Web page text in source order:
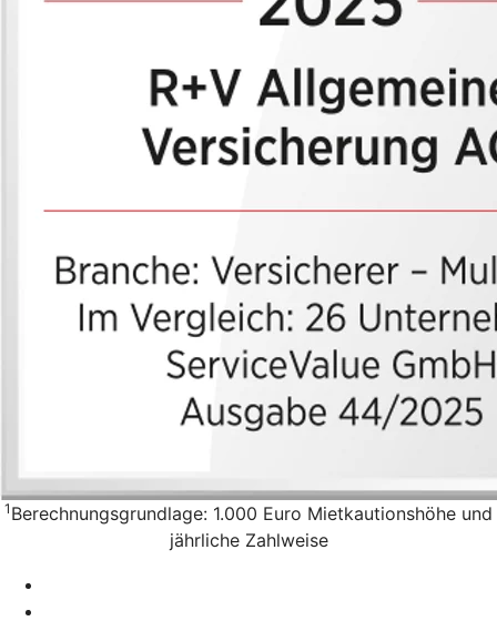
1 Berechnungsgrundlage: 1.000 Euro Mietkautionshöhe und
jährliche Zahlweise